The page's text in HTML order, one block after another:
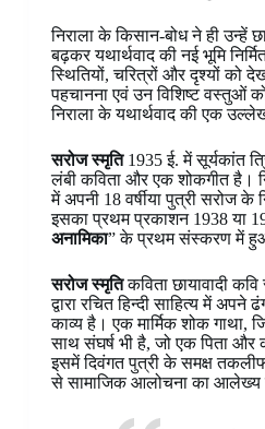
निराला के किसान-बोध ने ही उन्हें
बढ़कर यथार्थवाद की नई भूमि
स्थितियों, चरित्रों और दृश्यों को
पहचानना एवं उन विशिष्ट वस्तुओं
निराला के यथार्थवाद की एक
सरोज स्मृति1935 ई. में सूर्यकांत
लंबी कविता और एक शोकगीत है।
में अपनी 18 वर्षीया पुत्री सरोज
इसका प्रथम प्रकाशन 1938 या
अनामिका” के प्रथम संस्करण में
सरोज स्मृतिकविता छायावादी कवि
द्वारा रचित हिन्दी साहित्य में
काव्य है। एक मार्मिक शोक गाथा,
साथ संघर्ष भी है, जो एक पिता और
इसमें दिवंगत पुत्री के समक्ष
से सामाजिक आलोचना का आलेख्य